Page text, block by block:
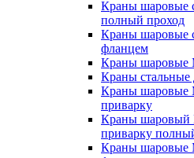
Краны шаровые
полный проход
Краны шаровые
фланцем
Краны шаровые
Краны
Краны
приварку
Краны
приварку
Краны